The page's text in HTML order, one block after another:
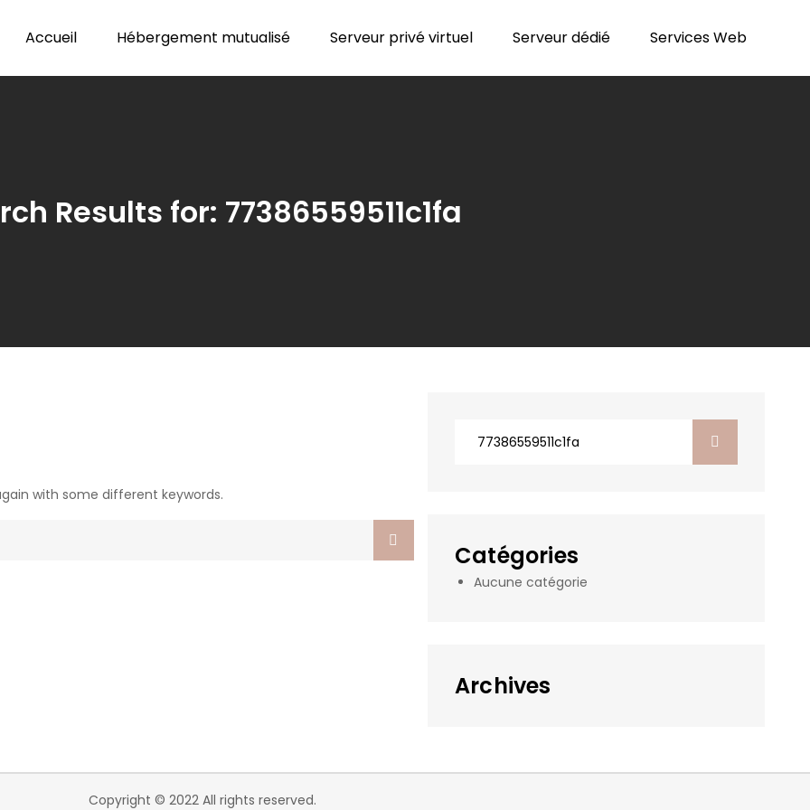
Accueil Hébergement mutualisé Serveur privé virtuel Serveur dédié Services Web
Results for: 77386559511c1fa
with some different keywords.
Catégories
Aucune catégorie
Archives
Copyright © 2022 All rights reserved.